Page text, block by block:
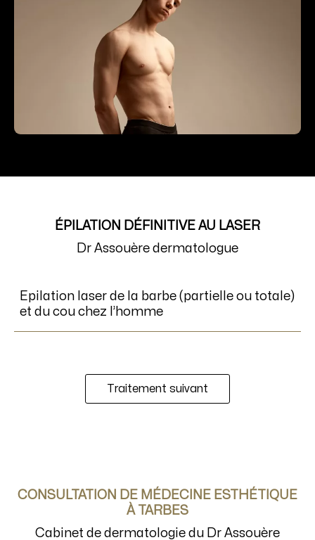
ÉPILATION DÉFINITIVE AU LASER
Dr Assouère dermatologue
Epilation laser de la barbe (partielle ou totale)
et du cou chez l’homme
Traitement suivant
CONSULTATION DE MÉDECINE ESTHÉTIQUE
À TARBES
Cabinet de dermatologie du Dr Assouère